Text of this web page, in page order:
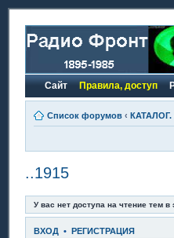
Сайт Правила, доступ
Список форумов ‹ КАТАЛОГ.
..1915
У вас нет доступа на чтение тем в
ВХОД • РЕГИСТРАЦИЯ